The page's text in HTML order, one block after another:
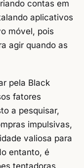
contas em
aplicativos
móvel, pois
agir quando as
pela Black
fatores
a pesquisar,
impulsivas,
valiosa para
entanto, é
tentadoras